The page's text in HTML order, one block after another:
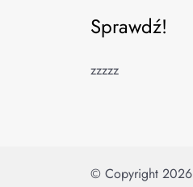
Sprawdź!
zzzzz
© Copyright 2026